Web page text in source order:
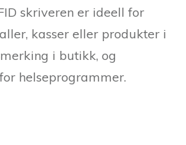
skriveren er ideell for
kasser eller produkter i
i butikk, og
helseprogrammer.